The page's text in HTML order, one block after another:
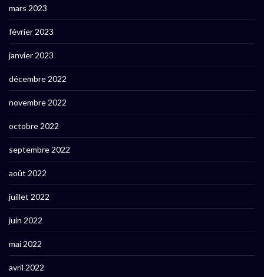
mars 2023
février 2023
janvier 2023
décembre 2022
novembre 2022
octobre 2022
septembre 2022
août 2022
juillet 2022
juin 2022
mai 2022
avril 2022